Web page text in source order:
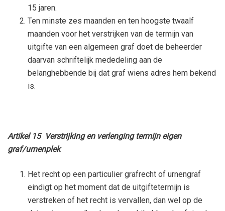
15 jaren.
Ten minste zes maanden en ten hoogste twaalf
maanden voor het verstrijken van de termijn van
uitgifte van een algemeen graf doet de beheerder
daarvan schriftelijk mededeling aan de
belanghebbende bij dat graf wiens adres hem bekend
is.
Artikel 15 Verstrijking en verlenging termijn eigen
graf/urnenplek
Het recht op een particulier grafrecht of urnengraf
eindigt op het moment dat de uitgiftetermijn is
verstreken of het recht is vervallen, dan wel op de